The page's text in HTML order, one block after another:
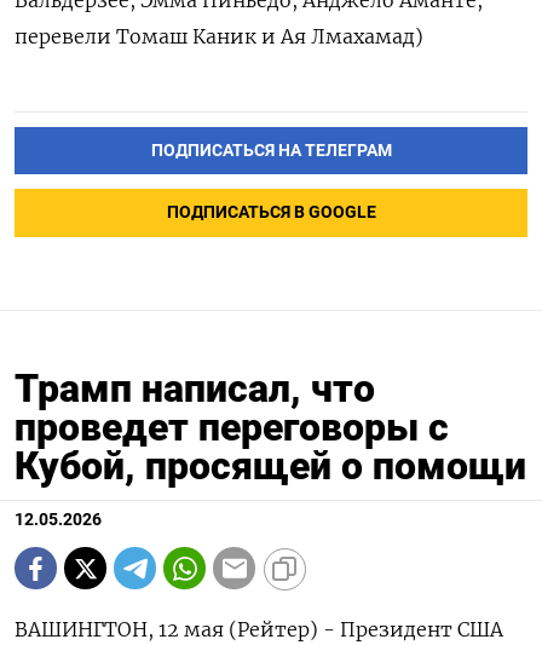
‌перевели Томаш Каник и Ая Лмахамад)
ПОДПИСАТЬСЯ НА ТЕЛЕГРАМ
ПОДПИСАТЬСЯ В GOOGLE
Трамп написал, что
проведет переговоры с
Кубой, просящей о помощи
12.05.2026
ВАШИНГТОН, 12 мая (Рейтер) - Президент США